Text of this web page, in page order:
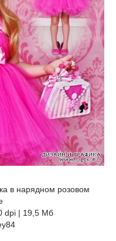
в нарядном розовом
dpi | 19,5 Мб